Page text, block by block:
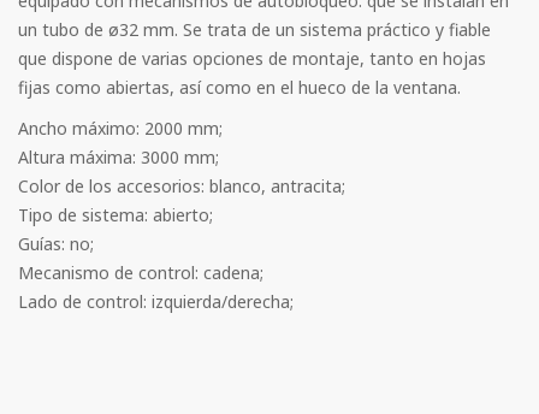
un tubo de ø32 mm. Se trata de un sistema práctico y fiable
que dispone de varias opciones de montaje, tanto en hojas
fijas como abiertas, así como en el hueco de la ventana.
Ancho máximo: 2000 mm;
Altura máxima: 3000 mm;
Color de los accesorios: blanco, antracita;
Tipo de sistema: abierto;
Guías: no;
Mecanismo de control: cadena;
Lado de control: izquierda/derecha;